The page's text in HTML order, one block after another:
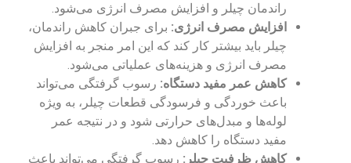
راندمان چیلر و افزایش مصرف انرژی می‌شود.
افزایش مصرف انرژی: برای جبران کاهش راندمان،
چیلر باید بیشتر کار کند که این امر منجر به افزایش
مصرف انرژی و هزینه‌های عملیاتی می‌شود.
کاهش عمر مفید دستگاه: رسوب گرفتگی می‌تواند
باعث خوردگی و فرسودگی قطعات چیلر، به ویژه
لوله‌ها و مبدل‌های حرارتی شود و در نتیجه عمر
مفید دستگاه را کاهش دهد.
کاهش ظرفیت چیلر: رسوب گرفتگی می‌تواند باعث